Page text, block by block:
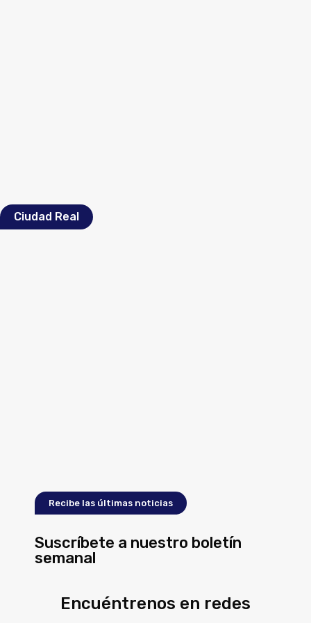
Ciudad Real
Recibe las últimas noticias
Suscríbete a nuestro boletín
semanal
Encuéntrenos en redes